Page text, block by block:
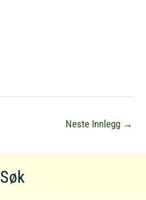
Neste Innlegg →
Søk